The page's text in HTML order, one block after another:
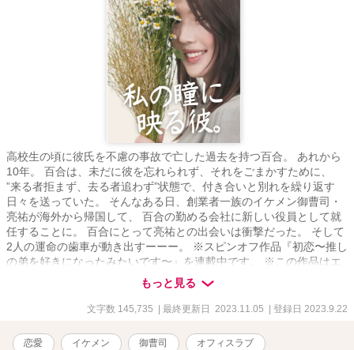
高校生の頃に彼氏を不慮の事故で亡した過去を持つ百合。 あれから
10年。 百合は、未だに彼を忘れられず、それをごまかすために、
”来る者拒まず、去る者追わず”状態で、付き合いと別れを繰り返す
日々を送っていた。 そんなある日、創業者一族のイケメン御曹司・
亮祐が海外から帰国して、 百合の勤める会社に新しい役員として就
任することに。 百合にとって亮祐との出会いは衝撃だった。 そして
2人の運命の歯車が動き出すーーー。 ※スピンオフ作品『初恋〜推し
の弟を好きになったみたいです〜』を連載中です。 ※この作品はエ
ブリスタ様、ムーンライトノベルズ様にも掲載しています。
もっと見る
文字数 145,735 | 最終更新日 2023.11.05 | 登録日 2023.9.22
恋愛 イケメン 御曹司 オフィスラブ